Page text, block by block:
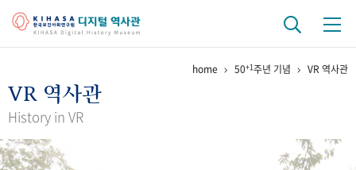
걸어온 길 기관 변천사
연구 역사
home 50+1주년 기념 VR 역사관
VR 역사관
History in VR